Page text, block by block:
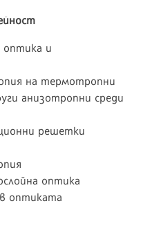
оптика и
на термотропни
анизотропни среди
решетки
оптика
оптиката